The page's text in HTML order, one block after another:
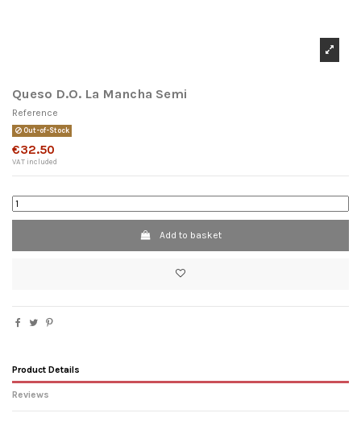
Queso D.O. La Mancha Semi
Reference
Out-of-Stock
€32.50
VAT included
Add to basket
Product Details
Reviews